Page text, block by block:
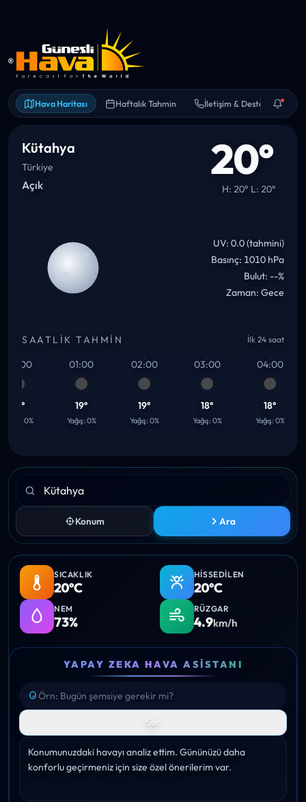
Hava Haritası Haftalık Tahmin İletişim & Destek
Kütahya
Türkiye
Açık 20°
H: 20° L: 20°
UV: 0.0 (tahmini)
Basınç: 1010 hPa
Bulut: --%
Zaman: Gece
SAATLIK TAHMIN İlk 24 saat
00:00
0%
01:00
19°
Yağış: 0%
02:00
19°
Yağış: 0%
03:00
18°
Yağış: 0%
04:00
18°
Yağış: 0%
Konum Ara
SICAKLIK
20°C
HISSEDILEN
20°C
NEM
73%
RÜZGAR
4.9km/h
YAPAY ZEKA HAVA ASISTANI
Sor
Konumunuzdaki havayı analiz ettim. Gününüzü daha
konforlu geçirmeniz için size özel önerilerim var.